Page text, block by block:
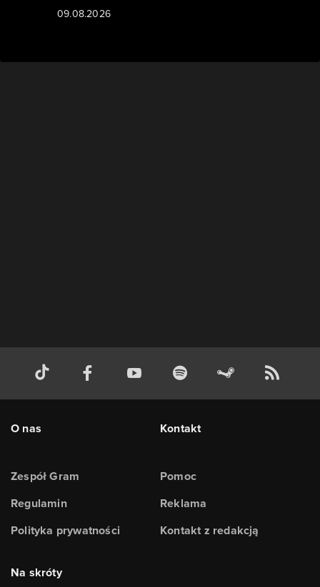
09.08.2026
O nas
Zespół Gram
Regulamin
Polityka prywatności
Kontakt
Pomoc
Reklama
Kontakt z redakcją
Na skróty